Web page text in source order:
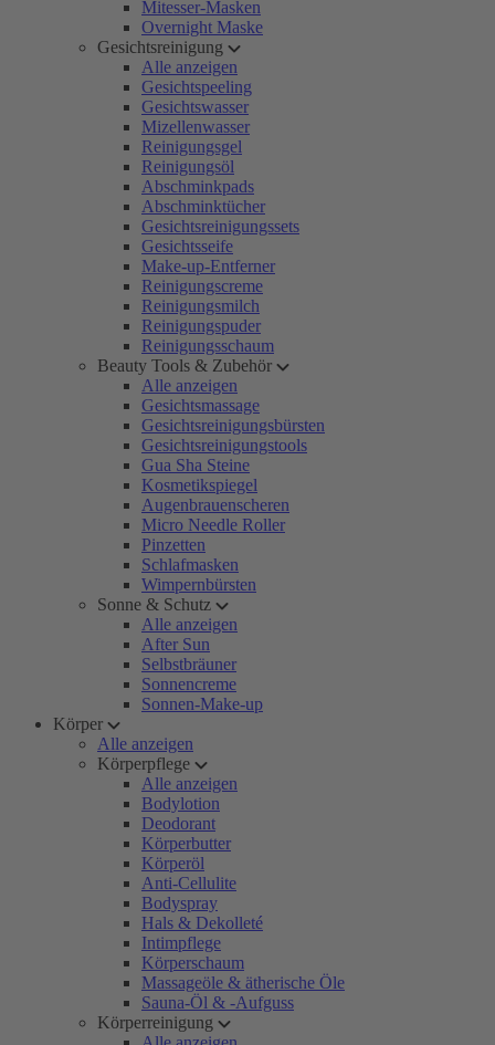
Mitesser-Masken
Overnight Maske
Gesichtsreinigung
Alle anzeigen
Gesichtspeeling
Gesichtswasser
Mizellenwasser
Reinigungsgel
Reinigungsöl
Abschminkpads
Abschminktücher
Gesichtsreinigungssets
Gesichtsseife
Make-up-Entferner
Reinigungscreme
Reinigungsmilch
Reinigungspuder
Reinigungsschaum
Beauty Tools & Zubehör
Alle anzeigen
Gesichtsmassage
Gesichtsreinigungsbürsten
Gesichtsreinigungstools
Gua Sha Steine
Kosmetikspiegel
Augenbrauenscheren
Micro Needle Roller
Pinzetten
Schlafmasken
Wimpernbürsten
Sonne & Schutz
Alle anzeigen
After Sun
Selbstbräuner
Sonnencreme
Sonnen-Make-up
Körper
Alle anzeigen
Körperpflege
Alle anzeigen
Bodylotion
Deodorant
Körperbutter
Körperöl
Anti-Cellulite
Bodyspray
Hals & Dekolleté
Intimpflege
Körperschaum
Massageöle & ätherische Öle
Sauna-Öl & -Aufguss
Körperreinigung